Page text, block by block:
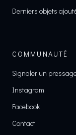
Derniers objets
COMMUNAUTÉ
Signaler un
Instagram
Facebook
Contact